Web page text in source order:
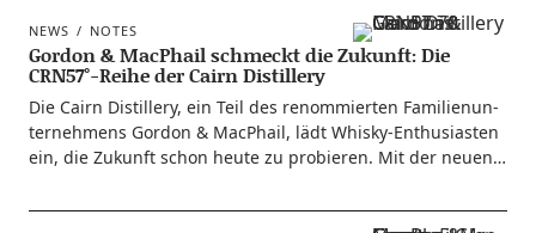
NEWS NOTES
Gordon & MacPhail schmeckt die Zukunft: Die
CRN57°-Reihe der Cairn Distillery
Die Cairn Distil­lery, ein Teil des renom­mier­ten Fami­li­en­un­
ter­neh­mens Gor­don & MacPhail, lädt Whis­ky-Ent­hu­­si­as­­ten
ein, die Zukunft schon heu­te zu pro­bie­ren. Mit der neuen…